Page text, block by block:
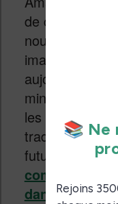
de ce que le
nous réserve.
imaginer que
aujourd’hui ne
minutes dans
les liseuses
traduction des
futur (
compliquée
dans cet